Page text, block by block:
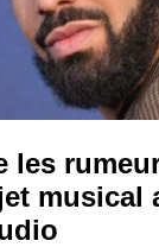
les
musical